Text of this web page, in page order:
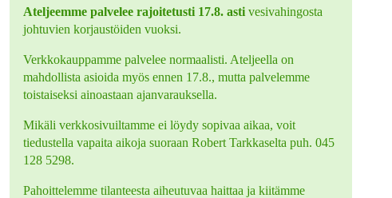
Ateljeemme palvelee rajoitetusti 17.8. astivesivahingosta
johtuvien korjaustöiden vuoksi.
Verkkokauppamme palvelee normaalisti. Ateljeella on
mahdollista asioida myös ennen 17.8., mutta palvelemme
toistaiseksi ainoastaan ajanvarauksella.
Mikäli verkkosivuiltamme ei löydy sopivaa aikaa, voit
tiedustella vapaita aikoja suoraan Robert Tarkkaselta puh. 045
128 5298.
Pahoittelemme tilanteesta aiheutuvaa haittaa ja kiitämme